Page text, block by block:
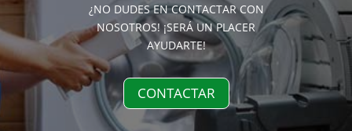
¿NO DUDES EN CONTACTAR CON
NOSOTROS! ¡SERÁ UN PLACER
AYUDARTE!
CONTACTAR